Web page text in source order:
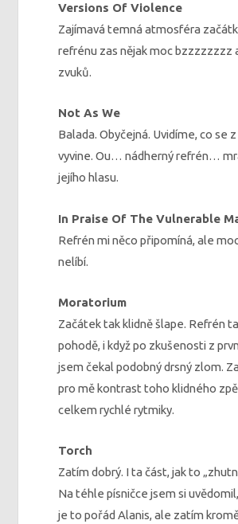
Versions Of Violence
Zajímavá temná atmosféra
refrénu zas nějak moc bzzzzzzzz
zvuků.
Not As We
Balada. Obyčejná. Uvidíme, co se
vyvine. Ou… nádherný refrén…
jejího hlasu.
In Praise Of The Vulnerable
Refrén mi něco připomíná, ale
nelíbí.
Moratorium
Začátek tak klidně šlape. Refrén
pohodě, i když po zkušenosti z
jsem čekal podobný drsný zlom.
pro mě kontrast toho klidného
celkem rychlé rytmiky.
Torch
Zatím dobrý. I ta část, jak to
Na téhle písničce jsem si
je to pořád Alanis, ale zatím